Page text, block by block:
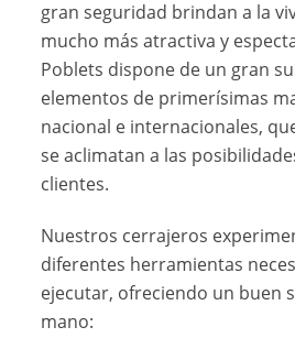
gran seguridad brindan a la
mucho más atractiva y
Poblets dispone de un gran
elementos de primerísimas
nacional e internacionales,
se aclimatan a las
clientes.
Nuestros cerrajeros
diferentes herramientas
ejecutar, ofreciendo un buen
mano: